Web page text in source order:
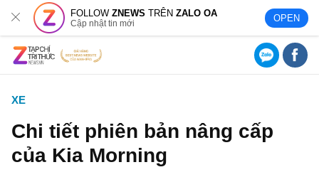
FOLLOWZNEWS TRÊNZALO OA
Cập nhật tin mới OPEN
XE
Chi tiết phiên bản nâng cấp
của Kia Morning